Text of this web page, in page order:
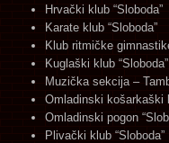
Hrvački klub “Sloboda”
Karate klub “Sloboda”
Klub ritmičke
Kuglaški klub “Sloboda”
Muzička sekcija –
Omladinski košarkaški
Omladinski pogon
Plivački klub “Sloboda”